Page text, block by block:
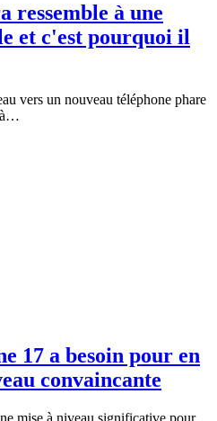
ressemble à une
et c'est pourquoi il
vers un nouveau téléphone phare
à…
17 a besoin pour en
convaincante
mise à niveau significative pour